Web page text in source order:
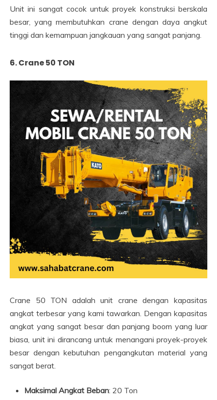
Unit ini sangat cocok untuk proyek konstruksi berskala
besar, yang membutuhkan crane dengan daya angkut
tinggi dan kemampuan jangkauan yang sangat panjang.
6. Crane 50 TON
Crane 50 TON adalah unit crane dengan kapasitas
angkat terbesar yang kami tawarkan. Dengan kapasitas
angkat yang sangat besar dan panjang boom yang luar
biasa, unit ini dirancang untuk menangani proyek-proyek
besar dengan kebutuhan pengangkutan material yang
sangat berat.
Maksimal Angkat Beban: 20 Ton